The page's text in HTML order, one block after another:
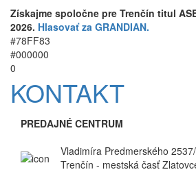
Získajme spoločne pre Trenčín titul
2026. Hlasovať za GRANDIAN.
#78FF83
#000000
0
KONTAKT
PREDAJNÉ CENTRUM
Vladimíra Predmerského
Trenčín - mestská časť